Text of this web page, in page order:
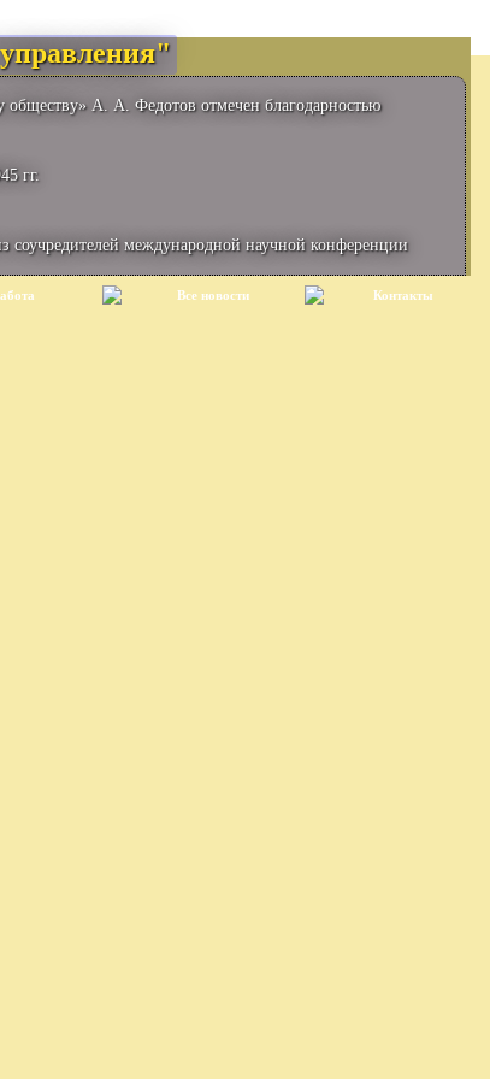
обществу» А. А. Федотов отмечен благодарностью
гг.
международной научной конференции
Все новости Контакты